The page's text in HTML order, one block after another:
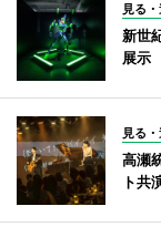
見る
新世
展示
見る
高瀬
ト共